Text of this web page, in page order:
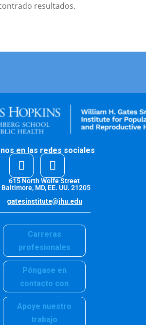
resultados.
en las redes sociales
615 North Wolfe Street
Baltimore, MD, EE. UU. 21205
gatesinstitute@jhu.edu
Carreras
profesionales
Póngase en
contacto con
Apoye nuestro
trabajo